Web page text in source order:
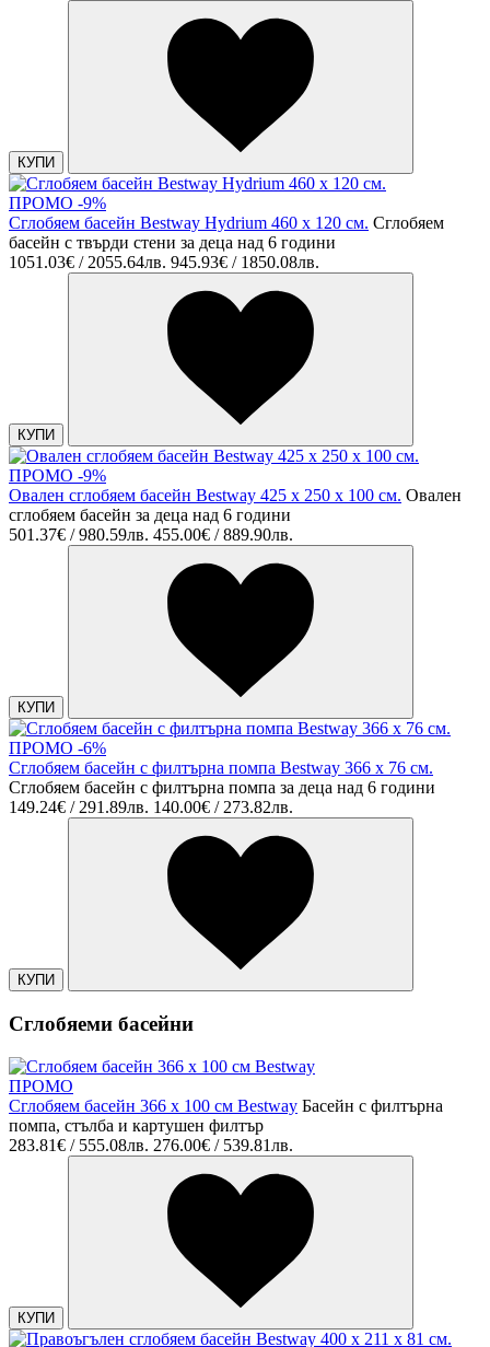
КУПИ
ПРОМО -9%
Сглобяем басейн Bestway Hydrium 460 х 120 см. Сглобяем
басейн с твърди стени за деца над 6 години
1051.03€ / 2055.64лв. 945.93€ / 1850.08лв.
КУПИ
ПРОМО -9%
Овален сглобяем басейн Bestway 425 x 250 x 100 см. Овален
сглобяем басейн за деца над 6 години
501.37€ / 980.59лв. 455.00€ / 889.90лв.
КУПИ
ПРОМО -6%
Сглобяем басейн с филтърна помпа Bestway 366 х 76 см.
Сглобяем басейн с филтърна помпа за деца над 6 години
149.24€ / 291.89лв. 140.00€ / 273.82лв.
КУПИ
Сглобяеми басейни
ПРОМО
Сглобяем басейн 366 х 100 см Bestway Басейн с филтърна
помпа, стълба и картушен филтър
283.81€ / 555.08лв. 276.00€ / 539.81лв.
КУПИ